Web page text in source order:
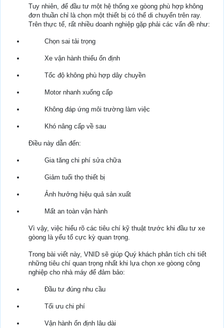
Tuy nhiên, để đầu tư một hệ thống xe gòong phù hợp không
đơn thuần chỉ là chọn một thiết bị có thể di chuyển trên ray.
Trên thực tế, rất nhiều doanh nghiệp gặp phải các vấn đề như:
Chọn sai tải trọng
Xe vận hành thiếu ổn định
Tốc độ không phù hợp dây chuyền
Motor nhanh xuống cấp
Không đáp ứng môi trường làm việc
Khó nâng cấp về sau
Điều này dẫn đến:
Gia tăng chi phí sửa chữa
Giảm tuổi thọ thiết bị
Ảnh hưởng hiệu quả sản xuất
Mất an toàn vận hành
Vì vậy, việc hiểu rõ các tiêu chí kỹ thuật trước khi đầu tư xe
gòong là yếu tố cực kỳ quan trọng.
Trong bài viết này, VNID sẽ giúp Quý khách phân tích chi tiết
những tiêu chí quan trọng nhất khi lựa chọn xe gòong công
nghiệp cho nhà máy để đảm bảo:
Đầu tư đúng nhu cầu
Tối ưu chi phí
Vận hành ổn định lâu dài